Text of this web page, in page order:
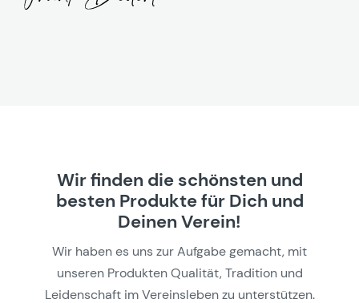
Wir finden die schönsten und
besten Produkte für Dich und
Deinen Verein!
Wir haben es uns zur Aufgabe gemacht, mit
unseren Produkten Qualität, Tradition und
Leidenschaft im Vereinsleben zu unterstützen.